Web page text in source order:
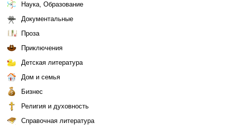
Наука, Образование
Документальные
Проза
Приключения
Детская литература
Дом и семья
Бизнес
Религия и духовность
Справочная литература